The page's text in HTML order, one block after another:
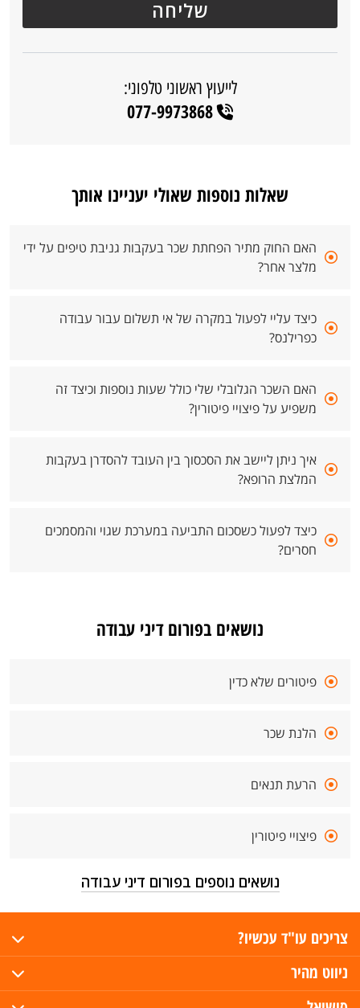
לייעוץ ראשוני טלפוני:
077-9973868
שאלות נוספות שאולי יעניינו אותך
האם החוק מתיר הפחתת שכר בעקבות גניבת טיפים על ידי
מלצר אחר?
כיצד עליי לפעול במקרה של אי תשלום עבור עבודה
כפרילנס?
האם השכר הגלובלי שלי כולל שעות נוספות וכיצד זה
משפיע על פיצויי פיטורין?
איך ניתן ליישב את הסכסוך בין העובד להסדרן בעקבות
המלצת הרופא?
כיצד לפעול כשסכום התביעה במערכת שגוי והמסמכים
חסרים?
נושאים בפורום דיני עבודה
פיטורים שלא כדין
הלנת שכר
הרעת תנאים
פיצויי פיטורין
נושאים נוספים בפורום דיני עבודה
צריכים עו"ד עכשיו?
ניווט מהיר